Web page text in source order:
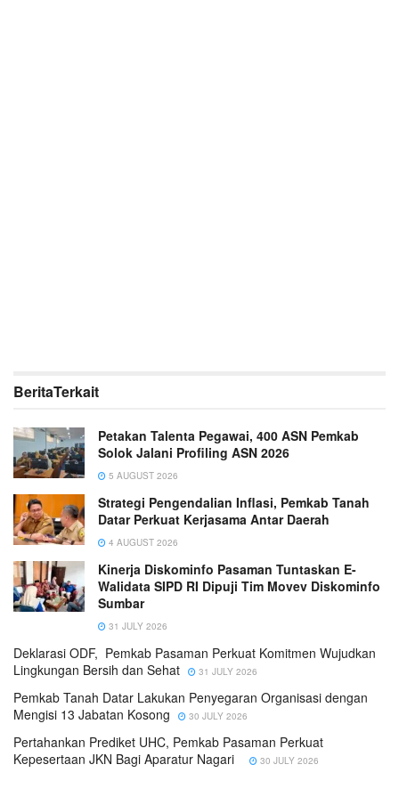
BeritaTerkait
Petakan Talenta Pegawai, 400 ASN Pemkab
Solok Jalani Profiling ASN 2026
5 AUGUST 2026
Strategi Pengendalian Inflasi, Pemkab Tanah
Datar Perkuat Kerjasama Antar Daerah
4 AUGUST 2026
Kinerja Diskominfo Pasaman Tuntaskan E-
Walidata SIPD RI Dipuji Tim Movev Diskominfo
Sumbar
31 JULY 2026
Deklarasi ODF, Pemkab Pasaman Perkuat Komitmen Wujudkan
Lingkungan Bersih dan Sehat
31 JULY 2026
Pemkab Tanah Datar Lakukan Penyegaran Organisasi dengan
Mengisi 13 Jabatan Kosong
30 JULY 2026
Pertahankan Prediket UHC, Pemkab Pasaman Perkuat
Kepesertaan JKN Bagi Aparatur Nagari
30 JULY 2026